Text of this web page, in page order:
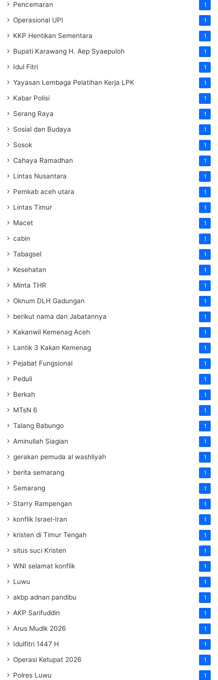
Pencemaran 1
Operasional UPI 1
KKP Hentikan Sementara 1
Bupati Karawang H. Aep Syaepuloh 1
Idul Fitri 1
Yayasan Lembaga Pelatihan Kerja LPK 1
Kabar Polisi 1
Serang Raya 1
Sosial dan Budaya 1
Sosok 1
Cahaya Ramadhan 1
Lintas Nusantara 1
Pemkab aceh utara 1
Lintas Timur 1
Macet 1
cabin 1
Tabagsel 1
Kesehatan 1
Minta THR 1
Oknum DLH Gadungan 1
berikut nama dan Jabatannya 1
Kakanwil Kemenag Aceh 1
Lantik 3 Kakan Kemenag 1
Pejabat Fungsional 1
Peduli 1
Berkah 1
MTsN 6 1
Talang Babungo 1
Aminullah Siagian 1
gerakan pemuda al washliyah 1
berita semarang 1
Semarang 1
Starry Rampengan 1
konflik Israel-Iran 1
kristen di Timur Tengah 1
situs suci Kristen 1
WNI selamat konflik 1
Luwu 1
akbp adnan pandibu 1
AKP Sarifuddin 1
Arus Mudik 2026 1
Idulfitri 1447 H 1
Operasi Ketupat 2026 1
Polres Luwu 1